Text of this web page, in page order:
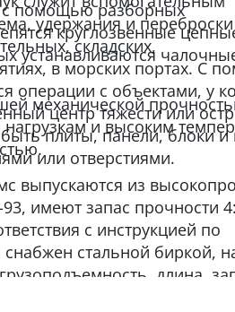
с помощью разборных
круглозвенные
устанавливаются
удержания и переброски
складских,
в морских портах. С
операции с объектами, у
центр тяжести или
плиты, панели, блоки
или отверстиями.
механической
и высоким
выпускаются из
имеют запас прочности
с инструкцией по
стальной биркой,
длина,
и наименование